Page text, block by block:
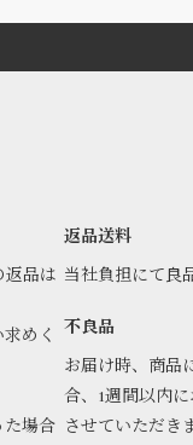
返品は
めく
た場合
返品送料
当社負担にて良
不良品
お届け時、商品
合、1週間以内
させていただき